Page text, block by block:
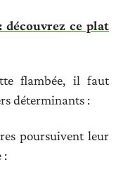
découvrez ce plat
flambée, il faut
déterminants :
poursuivent leur
: